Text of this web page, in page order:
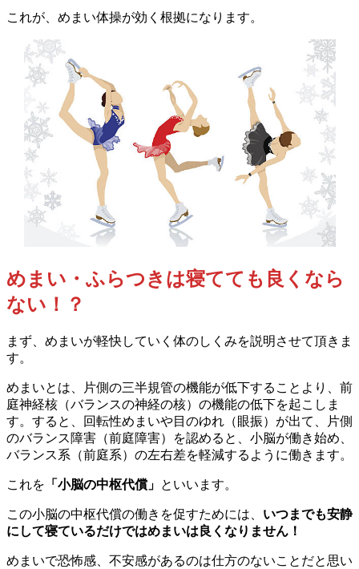
これが、めまい体操が効く根拠になります。
めまい・ふらつきは寝てても良くなら
ない！？
まず、めまいが軽快していく体のしくみを説明させて頂きま
す。
めまいとは、片側の三半規管の機能が低下することより、前
庭神経核（バランスの神経の核）の機能の低下を起こしま
す。すると、回転性めまいや目のゆれ（眼振）が出て、片側
のバランス障害（前庭障害）を認めると、小脳が働き始め、
バランス系（前庭系）の左右差を軽減するように働きます。
これを 「小脳の中枢代償」 といいます。
この小脳の中枢代償の働きを促すためには、 いつまでも安静
にして寝ているだけではめまいは良くなりません！
めまいで恐怖感、不安感があるのは仕方のないことだと思い